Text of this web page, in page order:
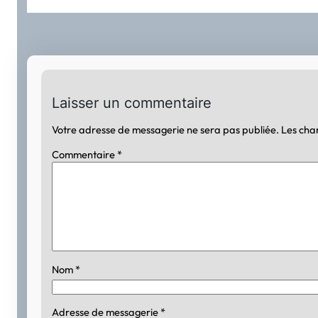
Laisser un commentaire
Votre adresse de messagerie ne sera pas publiée. Les
Commentaire *
Nom *
Adresse de messagerie *